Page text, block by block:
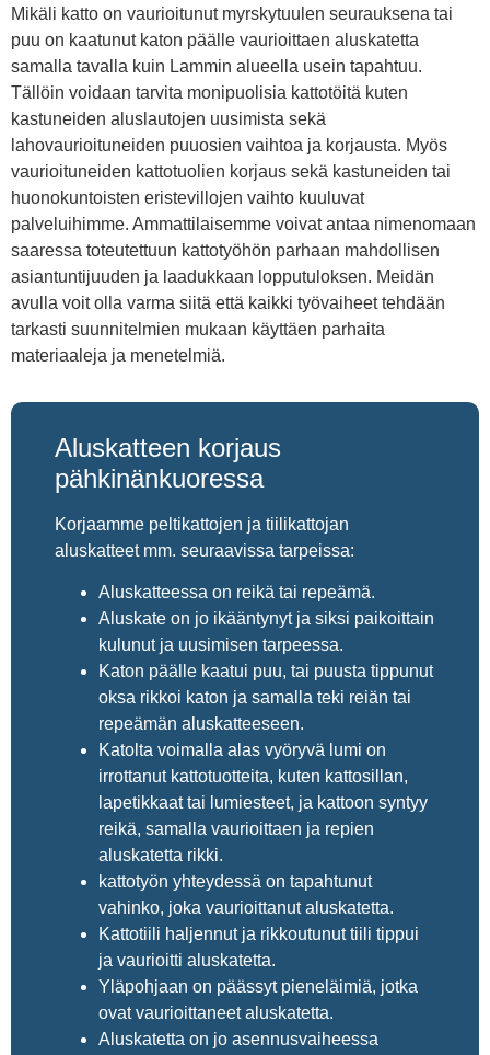
Mikäli katto on vaurioitunut myrskytuulen seurauksena tai
puu on kaatunut katon päälle vaurioittaen aluskatetta
samalla tavalla kuin Lammin alueella usein tapahtuu.
Tällöin voidaan tarvita monipuolisia kattotöitä kuten
kastuneiden aluslautojen uusimista sekä
lahovaurioituneiden puuosien vaihtoa ja korjausta. Myös
vaurioituneiden kattotuolien korjaus sekä kastuneiden tai
huonokuntoisten eristevillojen vaihto kuuluvat
palveluihimme. Ammattilaisemme voivat antaa nimenomaan
saaressa toteutettuun kattotyöhön parhaan mahdollisen
asiantuntijuuden ja laadukkaan lopputuloksen. Meidän
avulla voit olla varma siitä että kaikki työvaiheet tehdään
tarkasti suunnitelmien mukaan käyttäen parhaita
materiaaleja ja menetelmiä.
Aluskatteen korjaus
pähkinänkuoressa
Korjaamme peltikattojen ja tiilikattojan
aluskatteet mm. seuraavissa tarpeissa:
Aluskatteessa on reikä tai repeämä.
Aluskate on jo ikääntynyt ja siksi paikoittain
kulunut ja uusimisen tarpeessa.
Katon päälle kaatui puu, tai puusta tippunut
oksa rikkoi katon ja samalla teki reiän tai
repeämän aluskatteeseen.
Katolta voimalla alas vyöryvä lumi on
irrottanut kattotuotteita, kuten kattosillan,
lapetikkaat tai lumiesteet, ja kattoon syntyy
reikä, samalla vaurioittaen ja repien
aluskatetta rikki.
kattotyön yhteydessä on tapahtunut
vahinko, joka vaurioittanut aluskatetta.
Kattotiili haljennut ja rikkoutunut tiili tippui
ja vaurioitti aluskatetta.
Yläpohjaan on päässyt pieneläimiä, jotka
ovat vaurioittaneet aluskatetta.
Aluskatetta on jo asennusvaiheessa